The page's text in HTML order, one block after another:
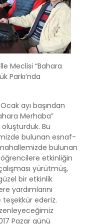
Meclisi “Bahara
Parkı’nda
ayı başından
Merhaba”
Bu
bulunan esnaf-
bulunan
etkinliğin
yürütmüş,
bir etkinlik
yardımlarını
ederiz.
Pazar günü